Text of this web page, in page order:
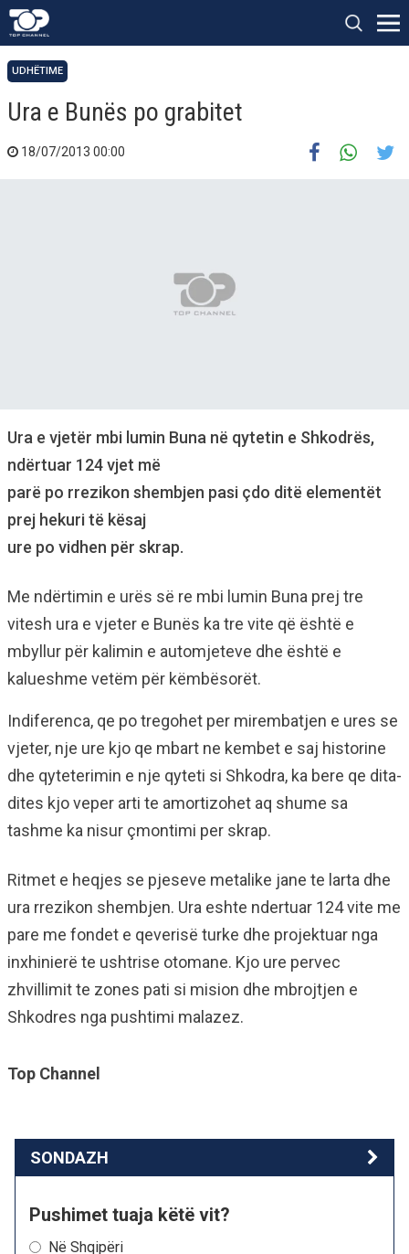
UDHËTIME
Ura e Bunës po grabitet
18/07/2013 00:00
Ura e vjetër mbi lumin Buna në qytetin e Shkodrës,
ndërtuar 124 vjet më
parë po rrezikon shembjen pasi çdo ditë elementët
prej hekuri të kësaj
ure po vidhen për skrap.
Me ndërtimin e urës së re mbi lumin Buna prej tre
vitesh ura e vjeter e Bunës ka tre vite që është e
mbyllur për kalimin e automjeteve dhe është e
kalueshme vetëm për këmbësorët.
Indiferenca, qe po tregohet per mirembatjen e ures se
vjeter, nje ure kjo qe mbart ne kembet e saj historine
dhe qyteterimin e nje qyteti si Shkodra, ka bere qe dita-
dites kjo veper arti te amortizohet aq shume sa
tashme ka nisur çmontimi per skrap.
Ritmet e heqjes se pjeseve metalike jane te larta dhe
ura rrezikon shembjen. Ura eshte ndertuar 124 vite me
pare me fondet e qeverisë turke dhe projektuar nga
inxhinierë te ushtrise otomane. Kjo ure pervec
zhvillimit te zones pati si mision dhe mbrojtjen e
Shkodres nga pushtimi malazez.
Top Channel
SONDAZH
Pushimet tuaja këtë vit?
Në Shqipëri